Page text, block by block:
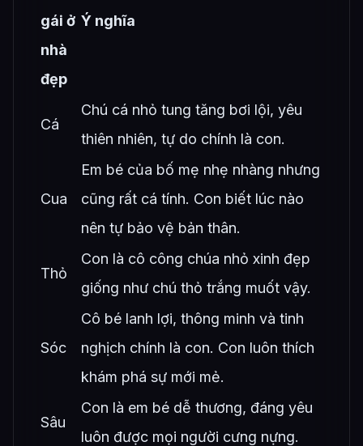
gái ở
nhà
đẹp
Ý nghĩa
Cá
Chú cá nhỏ tung tăng bơi lội, yêu
thiên nhiên, tự do chính là con.
Cua
Em bé của bố mẹ nhẹ nhàng nhưng
cũng rất cá tính. Con biết lúc nào
nên tự bảo vệ bản thân.
Thỏ
Con là cô công chúa nhỏ xinh đẹp
giống như chú thỏ trắng muốt vậy.
Sóc
Cô bé lanh lợi, thông minh và tinh
nghịch chính là con. Con luôn thích
khám phá sự mới mẻ.
Sâu
Con là em bé dễ thương, đáng yêu
luôn được mọi người cưng nựng.